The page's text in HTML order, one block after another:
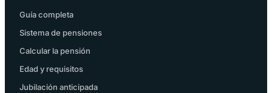
Guía completa
Sistema de pensiones
Calcular la pensión
Edad y requisitos
Jubilación anticipada